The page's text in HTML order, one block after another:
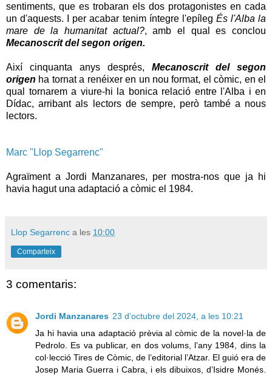
sentiments, que es trobaran els dos protagonistes en cada
un d'aquests. I per acabar tenim íntegre l'epíleg És l'Alba la
mare de la humanitat actual?, amb el qual es conclou
Mecanoscrit del segon origen.
Així cinquanta anys després, Mecanoscrit del segon
origen ha tornat a renéixer en un nou format, el còmic, en el
qual tornarem a viure-hi la bonica relació entre l'Alba i en
Dídac, arribant als lectors de sempre, però també a nous
lectors.
Marc "Llop Segarrenc"
Agraïment a Jordi Manzanares, per mostra-nos que ja hi
havia hagut una adaptació a còmic el 1984.
Llop Segarrenc a les 10:00
Comparteix
3 comentaris:
Jordi Manzanares 23 d’octubre del 2024, a les 10:21
Ja hi havia una adaptació prèvia al còmic de la novel·la de
Pedrolo. Es va publicar, en dos volums, l’any 1984, dins la
col·lecció Tires de Còmic, de l’editorial l’Atzar. El guió era de
Josep Maria Guerra i Cabra, i els dibuixos, d’Isidre Monés.